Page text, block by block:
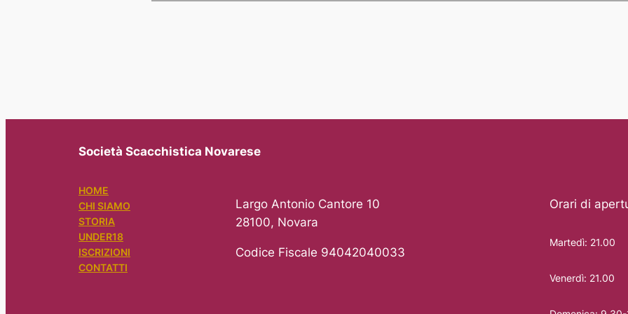
Società Scacchistica Novarese
HOME
CHI SIAMO
STORIA
UNDER18
ISCRIZIONI
CONTATTI
Largo Antonio Cantore 10
28100, Novara
Codice Fiscale 94042040033
Orari di
Martedì: 21.00
Venerdì: 21.00